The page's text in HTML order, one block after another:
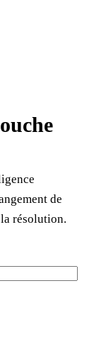
de
résolution.